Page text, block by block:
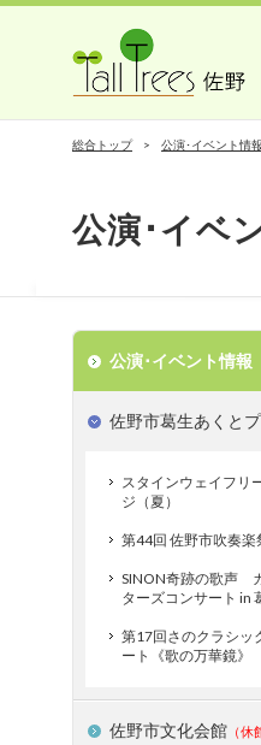
総合トップ 公演･イベント情報
公演･イベ
公演･イベント情報
佐野市葛生あくと
スタインウェイフリ
ジ（夏）
第44回 佐野市吹奏楽
SINON奇跡の歌声
ターズコンサート in
第17回さのクラシッ
ート《歌の万華鏡》
佐野市文化会館 （休